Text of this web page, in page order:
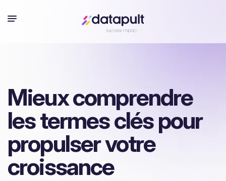
Mieux comprendre
les termes clés pour
propulser votre
croissance